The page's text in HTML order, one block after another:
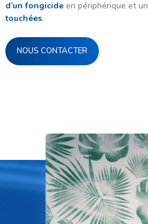
d’un fongicide en périphérique et un
touchées.
NOUS CONTACTER